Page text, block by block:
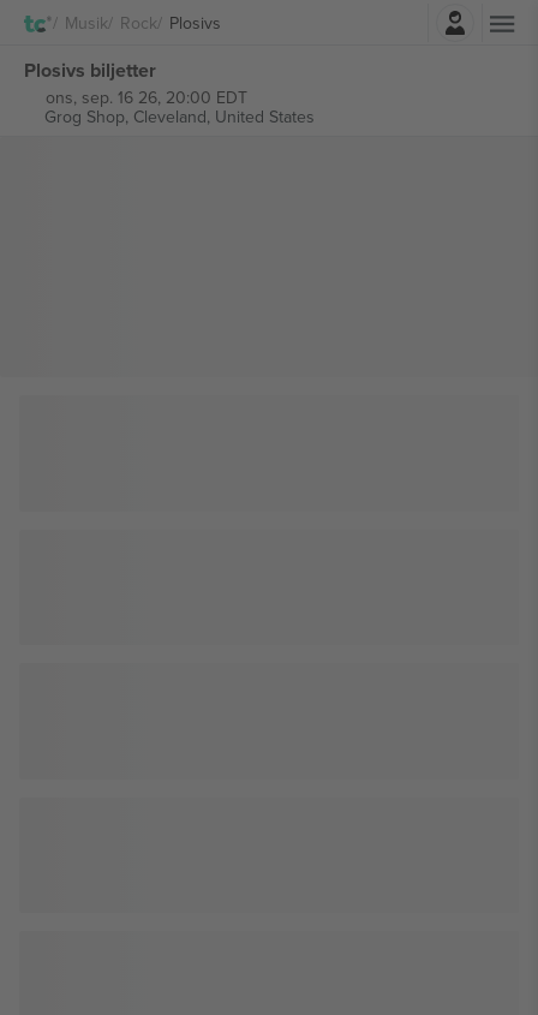
Musik Rock Plosivs
Plosivs biljetter
ons, sep. 16 26, 20:00 EDT
Grog Shop, Cleveland, United States